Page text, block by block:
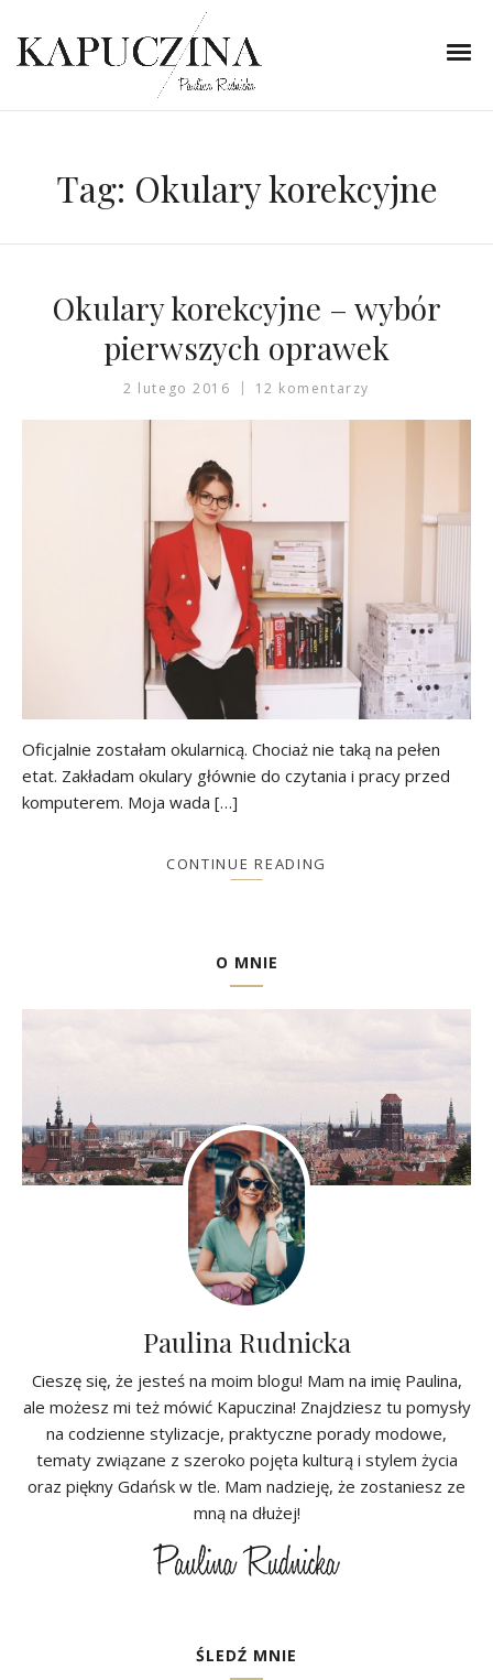
Tag: Okulary korekcyjne
Okulary korekcyjne – wybór
pierwszych oprawek
2 lutego 2016 12 komentarzy
Oficjalnie zostałam okularnicą. Chociaż nie taką na pełen
etat. Zakładam okulary głównie do czytania i pracy przed
komputerem. Moja wada […]
CONTINUE READING
O MNIE
Paulina Rudnicka
Cieszę się, że jesteś na moim blogu! Mam na imię Paulina,
ale możesz mi też mówić Kapuczina! Znajdziesz tu pomysły
na codzienne stylizacje, praktyczne porady modowe,
tematy związane z szeroko pojęta kulturą i stylem życia
oraz piękny Gdańsk w tle. Mam nadzieję, że zostaniesz ze
mną na dłużej!
ŚLEDŹ MNIE